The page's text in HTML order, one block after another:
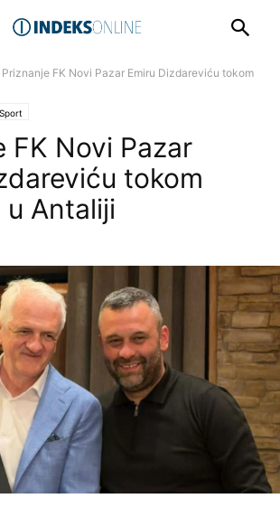
Priznanje FK Novi Pazar Emiru Dizdareviću tokom
Sport
FK Novi Pazar
tokom
u Antaliji